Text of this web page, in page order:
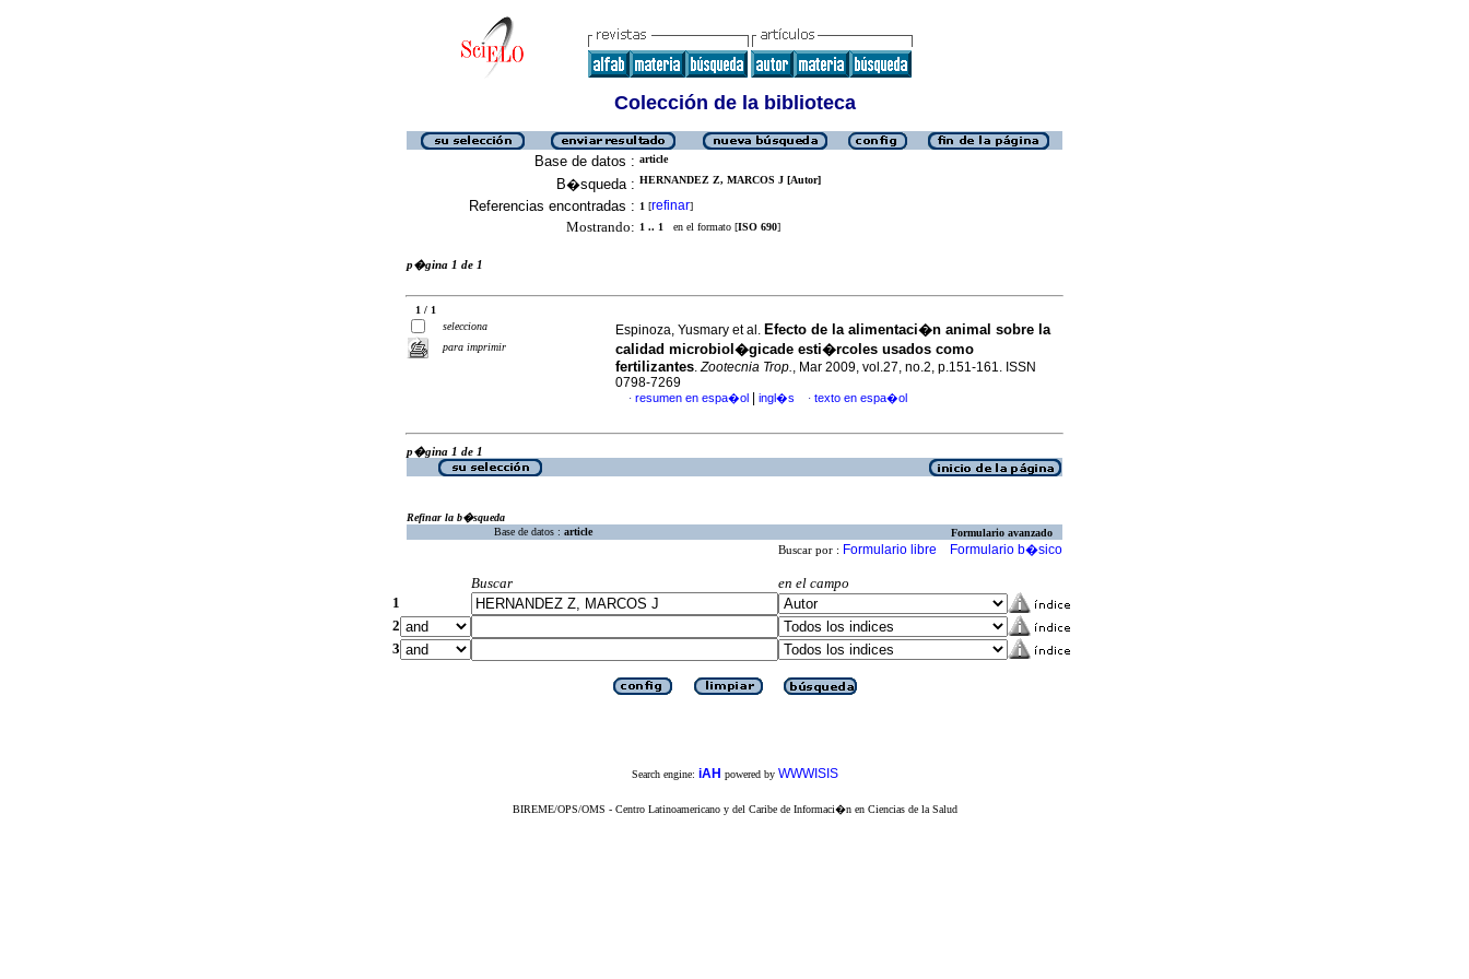
Colección de la biblioteca
Base de datos : article
B�squeda : HERNANDEZ Z, MARCOS J [Autor]
Referencias encontradas : 1 [refinar]
Mostrando: 1 .. 1 en el formato [ISO 690]
p�gina 1 de 1
1 / 1
selecciona
para imprimir
Espinoza, Yusmary et al. Efecto de la alimentaci�n animal sobre la
calidad microbiol�gicade esti�rcoles usados como
fertilizantes.Zootecnia Trop., Mar 2009, vol.27, no.2, p.151-161. ISSN
0798-7269
· resumen en espa�ol ingl�s · texto en espa�ol
p�gina 1 de 1
Refinar la b�squeda
Base de datos : article Formulario avanzado
Buscar por : Formulario libre Formulario b�sico
Buscar
en el campo
1
2
3
Search engine: iAH powered by WWWISIS
BIREME/OPS/OMS - Centro Latinoamericano y del Caribe de Informaci�n en Ciencias de la Salud